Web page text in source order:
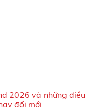
2026 và những điều
đổi mới